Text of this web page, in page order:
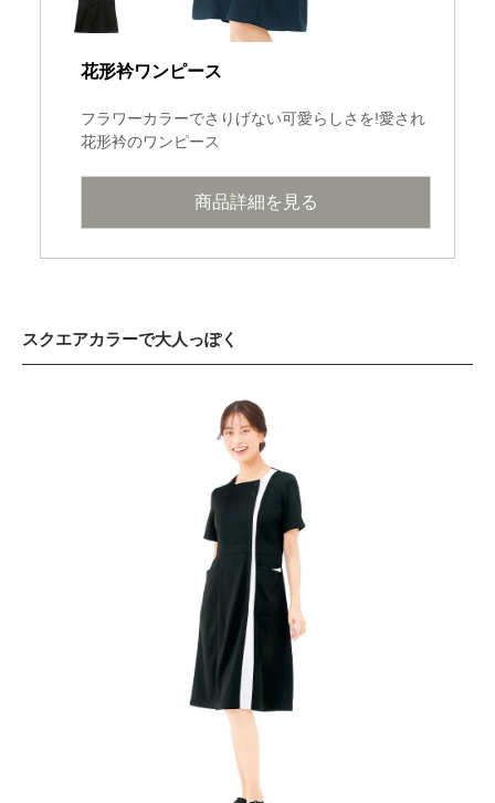
花形衿ワンピース
フラワーカラーでさりげない可愛らしさを!愛され
花形衿のワンピース
商品詳細を見る
スクエアカラーで大人っぽく